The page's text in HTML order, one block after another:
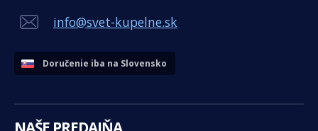
info@svet-kupelne.sk
Doručenie iba na Slovensko